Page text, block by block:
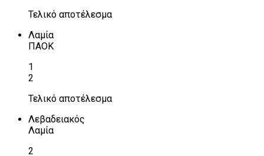
Τελικό αποτέλεσμα
Λαμία
ΠΑΟΚ
1
2
Τελικό αποτέλεσμα
Λεβαδειακός
Λαμία
2